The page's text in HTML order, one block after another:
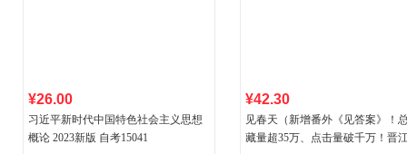
¥26.00
习近平新时代中国特色社会主义思想
概论 2023新版 自考15041
¥42.30
见春天（新增番外《见答案》！
藏量超35万、点击量破千万！晋